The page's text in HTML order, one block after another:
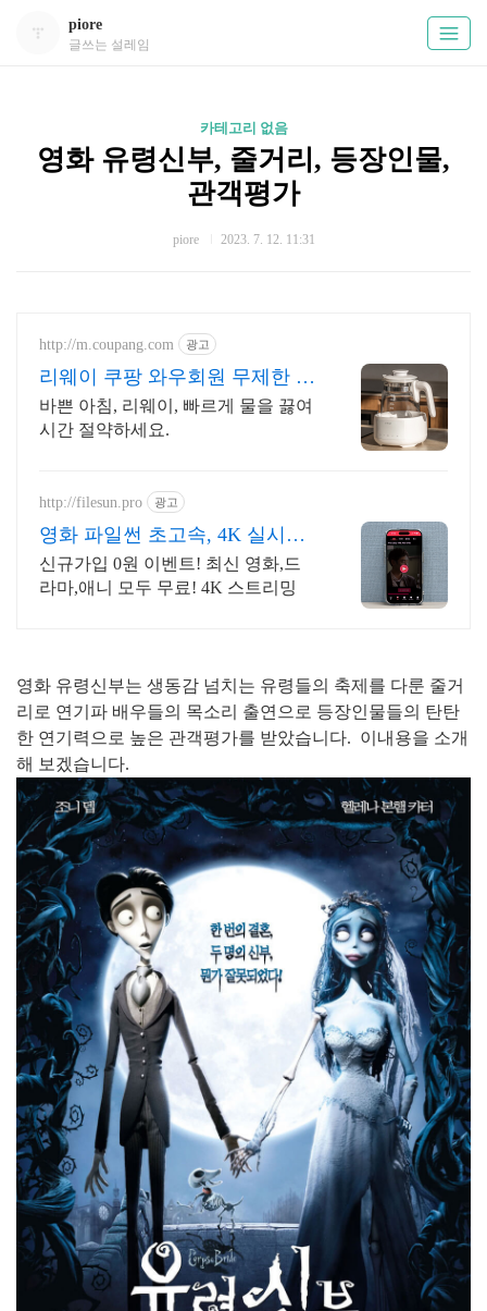
piore
글쓰는 설레임
카테고리 없음
영화 유령신부, 줄거리, 등장인물,
관객평가
piore 2023. 7. 12. 11:31
http://m.coupang.com 광고
리웨이 쿠팡 와우회원 무제한 무
료배송
바쁜 아침, 리웨이, 빠르게 물을 끓여
시간 절약하세요.
http://filesun.pro 광고
영화 파일썬 초고속, 4K 실시간
보기!
신규가입 0원 이벤트! 최신 영화,드
라마,애니 모두 무료! 4K 스트리밍
영화 유령신부는 생동감 넘치는 유령들의 축제를 다룬 줄거
리로 연기파 배우들의 목소리 출연으로 등장인물들의 탄탄
한 연기력으로 높은 관객평가를 받았습니다. 이내용을 소개
해 보겠습니다.